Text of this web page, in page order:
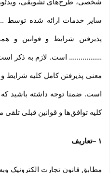
شخصی، طرح‏‌های تشویقی،
سایر خدمات ارائه شده توسط
پذیرفتن شرایط و قوانین و
................. است. لازم به ذکر
معنی پذیرفتن کامل کلیه شرایط
است. ضمنا توجه داشته باشید که
کلیه توافق‏‌ها و قوانین قبلی تلقی
۱ –تعاریف
مطابق قانون تجارت الکترونیک